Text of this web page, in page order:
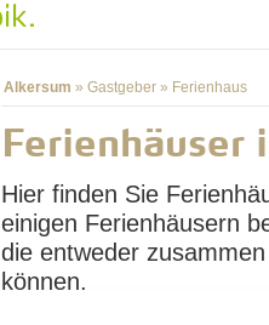
Alkersum » Gastgeber » Ferienhaus
Ferienhäuser
Hier finden Sie
einigen Ferienhäusern
die entweder
können.